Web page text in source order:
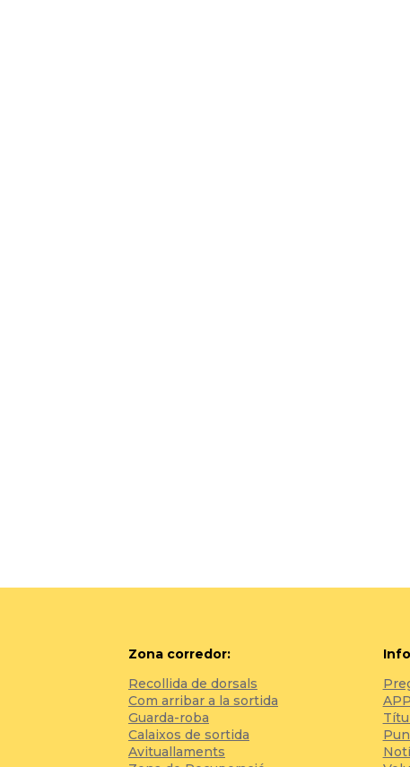
Zona corredor:
Recollida de dorsals
Com arribar a la sortida
Guarda-roba
Calaixos de sortida
Avituallaments
APP